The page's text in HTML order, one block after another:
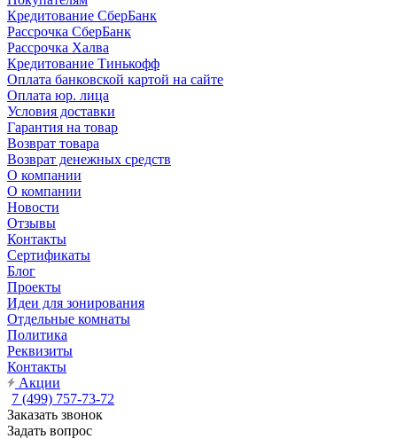
Кредитование СберБанк
Рассрочка СберБанк
Рассрочка Халва
Кредитование Тинькофф
Оплата банковской картой на сайте
Оплата юр. лица
Условия доставки
Гарантия на товар
Возврат товара
Возврат денежных средств
О компании
О компании
Новости
Отзывы
Контакты
Сертификаты
Блог
Проекты
Идеи для зонирования
Отдельные комнаты
Политика
Реквизиты
Контакты
Акции
7 (499) 757-73-72
Заказать звонок
Задать вопрос